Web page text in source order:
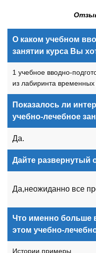
О каком учебном
занятии курса Вы
1 учебное вводно-
из лабиринта временных
Показалось ли
учебно-лечебное
Да.
Дайте развернутый
Да,неожиданно все
Что именно больше
этом учебно-
Истории,примеры